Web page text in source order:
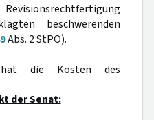
beschwerenden
Abs. 2 StPO).
hat die Kosten des
der Senat: